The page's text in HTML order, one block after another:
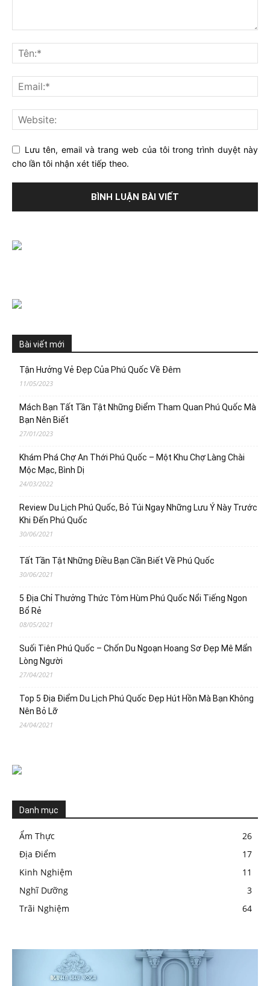
Lưu tên, email và trang web của tôi trong trình duyệt này
cho lần tôi nhận xét tiếp theo.
Bài viết mới
Tận Hưởng Vẻ Đẹp Của Phú Quốc Về Đêm
11/05/2023
Mách Bạn Tất Tần Tật Những Điểm Tham Quan Phú Quốc Mà
Bạn Nên Biết
27/01/2023
Khám Phá Chợ An Thới Phú Quốc – Một Khu Chợ Làng Chài
Mộc Mạc, Bình Dị
24/03/2022
Review Du Lịch Phú Quốc, Bỏ Túi Ngay Những Lưu Ý Này Trước
Khi Đến Phú Quốc
30/06/2021
Tất Tần Tật Những Điều Bạn Cần Biết Về Phú Quốc
30/06/2021
5 Địa Chỉ Thưởng Thức Tôm Hùm Phú Quốc Nổi Tiếng Ngon
Bổ Rẻ
08/05/2021
Suối Tiên Phú Quốc – Chốn Du Ngoạn Hoang Sơ Đẹp Mê Mẩn
Lòng Người
27/04/2021
Top 5 Địa Điểm Du Lịch Phú Quốc Đẹp Hút Hồn Mà Bạn Không
Nên Bỏ Lỡ
24/04/2021
Danh mục
Ẩm Thực
26
Địa Điểm
17
Kinh Nghiệm
11
Nghĩ Dưỡng
3
Trãi Nghiệm
64